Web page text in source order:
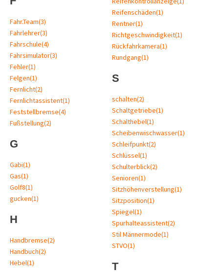
Fahr.Team(3)
Fahrlehrer(3)
Fahrschule(4)
Fahrsimulator(3)
Fehler(1)
Felgen(1)
Fernlicht(2)
Fernlichtassistent(1)
Feststellbremse(4)
Fußstellung(2)
G
Gabi(1)
Gas(1)
Golf8(1)
gucken(1)
H
Handbremse(2)
Handbuch(2)
Hebel(1)
Reifenschäden(1)
Rentner(1)
Richtgeschwindigkeit(1)
Rückfahrkamera(1)
Rundgang(1)
S
schalten(2)
Schaltgetriebe(1)
Schalthebel(1)
Scheibenwischwasser(1)
Schleifpunkt(2)
Schlüssel(1)
Schulterblick(2)
Senioren(1)
Sitzhöhenverstellung(1)
Sitzposition(1)
Spiegel(1)
Spurhalteassistent(2)
Stil Männermode(1)
STVO(1)
T